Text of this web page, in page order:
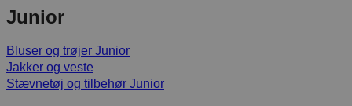
Junior
Bluser og trøjer Junior
Jakker og veste
Stævnetøj og tilbehør Junior